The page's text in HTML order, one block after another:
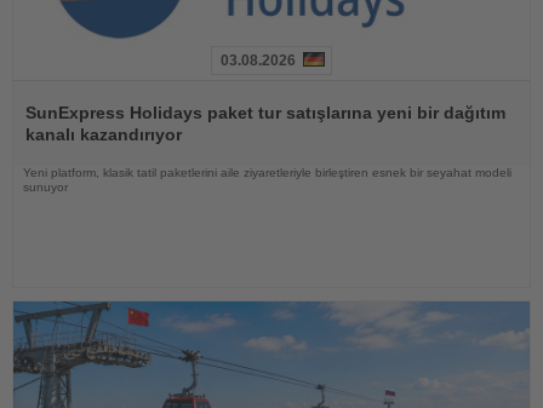
Oku
03.08.2026
SunExpress Holidays paket tur satışlarına yeni bir dağıtım
kanalı kazandırıyor
Yeni platform, klasik tatil paketlerini aile ziyaretleriyle birleştiren esnek bir seyahat modeli
sunuyor